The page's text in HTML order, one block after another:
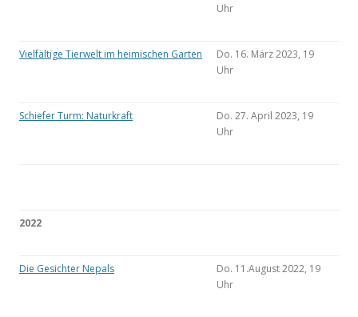
Uhr
Vielfältige Tierwelt im heimischen Garten
Do. 16. März 2023, 19
Uhr
Schiefer Turm: Naturkraft
Do. 27. April 2023, 19
Uhr
2022
Die Gesichter Nepals
Do. 11.August 2022, 19
Uhr